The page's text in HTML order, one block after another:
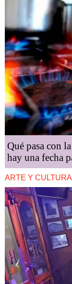
Qué pasa con
hay una fecha
ARTE Y CULTURA